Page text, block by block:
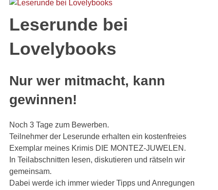
Leserunde bei
Lovelybooks
Nur wer mitmacht, kann
gewinnen!
Noch 3 Tage zum Bewerben.
Teilnehmer der Leserunde erhalten ein kostenfreies
Exemplar meines Krimis DIE MONTEZ-JUWELEN.
In Teilabschnitten lesen, diskutieren und rätseln wir
gemeinsam.
Dabei werde ich immer wieder Tipps und Anregungen